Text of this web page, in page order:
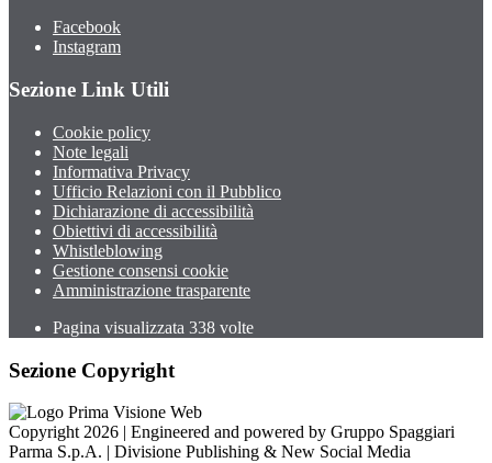
Facebook
Instagram
Sezione Link Utili
Cookie policy
Note legali
Informativa Privacy
Ufficio Relazioni con il Pubblico
Dichiarazione di accessibilità
Obiettivi di accessibilità
Whistleblowing
Gestione consensi cookie
Amministrazione trasparente
Pagina visualizzata 338 volte
Sezione Copyright
Copyright 2026 | Engineered and powered by Gruppo Spaggiari
Parma S.p.A. | Divisione Publishing & New Social Media